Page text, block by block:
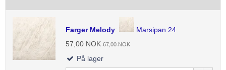
Farger Melody:
Marsipan 24
57,00 NOK 67,00 NOK
På lager